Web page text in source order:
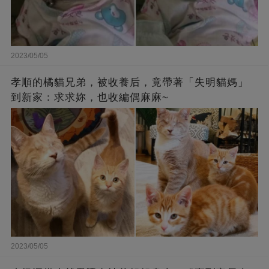
2023/05/05
孝順的橘貓兄弟，被收養后，竟帶著「失明貓媽」
到新家：求求妳，也收編偶麻麻~
2023/05/05